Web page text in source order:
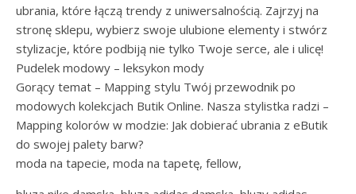
ubrania, które łączą trendy z uniwersalnością. Zajrzyj na
stronę sklepu, wybierz swoje ulubione elementy i stwórz
stylizacje, które podbiją nie tylko Twoje serce, ale i ulicę!
Pudelek modowy – leksykon mody
Gorący temat – Mapping stylu Twój przewodnik po
modowych kolekcjach Butik Online. Nasza stylistka radzi –
Mapping kolorów w modzie: Jak dobierać ubrania z eButik
do swojej palety barw?
moda na tapecie, moda na tapetę, fellow,